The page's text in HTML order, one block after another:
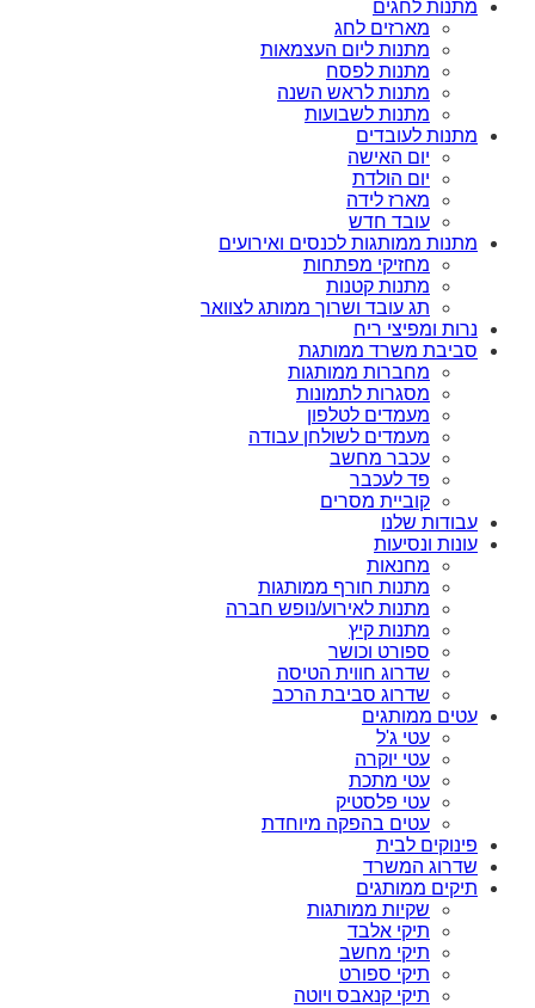
מתנות לחגים
מארזים לחג
מתנות ליום העצמאות
מתנות לפסח
מתנות לראש השנה
מתנות לשבועות
מתנות לעובדים
יום האישה
יום הולדת
מארז לידה
עובד חדש
מתנות ממותגות לכנסים ואירועים
מחזיקי מפתחות
מתנות קטנות
תג עובד ושרוך ממותג לצוואר
נרות ומפיצי ריח
סביבת משרד ממותגת
מחברות ממותגות
מסגרות לתמונות
מעמדים לטלפון
מעמדים לשולחן עבודה
עכבר מחשב
פד לעכבר
קוביית מסרים
עבודות שלנו
עונות ונסיעות
מחנאות
מתנות חורף ממותגות
מתנות לאירוע/נופש חברה
מתנות קיץ
ספורט וכושר
שדרוג חווית הטיסה
שדרוג סביבת הרכב
עטים ממותגים
עטי ג'ל
עטי יוקרה
עטי מתכת
עטי פלסטיק
עטים בהפקה מיוחדת
פינוקים לבית
שדרוג המשרד
תיקים ממותגים
שקיות ממותגות
תיקי אלבד
תיקי מחשב
תיקי ספורט
תיקי קנאבס ויוטה